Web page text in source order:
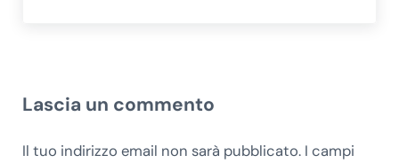
Lascia un commento
Il tuo indirizzo email non sarà pubblicato. I campi